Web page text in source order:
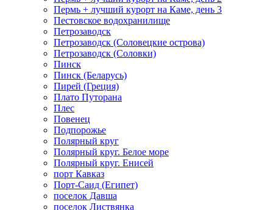
Пермь + лучший курорт на Каме, день 3
Пестовское водохранилище
Петрозаводск
Петрозаводск (Соловецкие острова)
Петрозаводск (Соловки)
Пинск
Пинск (Беларусь)
Пирей (Греция)
Плато Путорана
Плес
Повенец
Подпорожье
Полярный круг
Полярный круг. Белое море
Полярный круг. Енисей
порт Кавказ
Порт-Саид (Египет)
поселок Давша
поселок Листвянка